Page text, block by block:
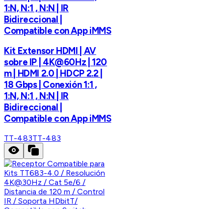
1:N, N:1 , N:N | IR
Bidireccional |
Compatible con App iMMS
Kit Extensor HDMI | AV
sobre IP | 4K@60Hz | 120
m | HDMI 2.0 | HDCP 2.2 |
18 Gbps | Conexión 1:1 ,
1:N, N:1 , N:N | IR
Bidireccional |
Compatible con App iMMS
TT-483TT-483